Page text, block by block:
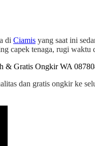
di Ciamis yang saat ini
capek tenaga, rugi
dan gratis ongkir ke